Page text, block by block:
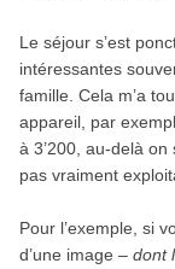
Le séjour s’est
intéressantes
famille. Cela m’a
appareil, par
à 3’200, au-delà
pas vraiment
Pour l’exemple, si
d’une image – dont